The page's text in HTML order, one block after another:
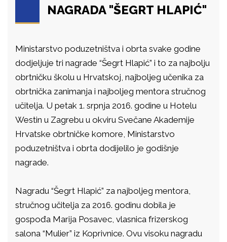
NAGRADA "ŠEGRT HLAPIĆ"
Ministarstvo poduzetništva i obrta svake godine
dodjeljuje tri nagrade “Šegrt Hlapić” i to za najbolju
obrtničku školu u Hrvatskoj, najboljeg učenika za
obrtnička zanimanja i najboljeg mentora stručnog
učitelja. U petak 1. srpnja 2016. godine u Hotelu
Westin u Zagrebu u okviru Svečane Akademije
Hrvatske obrtničke komore, Ministarstvo
poduzetništva i obrta dodijelilo je godišnje
nagrade.
Nagradu “Šegrt Hlapić” za najboljeg mentora,
stručnog učitelja za 2016. godinu dobila je
gospođa Marija Posavec, vlasnica frizerskog
salona “Mulier” iz Koprivnice. Ovu visoku nagradu